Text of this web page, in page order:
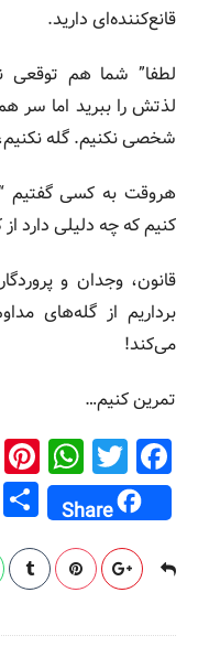
قانع‌کننده‌ای دارید.
لطفا” شما هم توقعی
لذتش را ببرید اما سر
شخصی نکنیم. گله
هروقت به کسی گفتیم
کنیم که چه دلیلی دارد
قانون، وجدان و
برداریم از گله‌های
می‌کند!
تمرین کنیم…
F
a
c
e
b
o
T
wi
tt
er
W
h
at
s
A
p
er
Share